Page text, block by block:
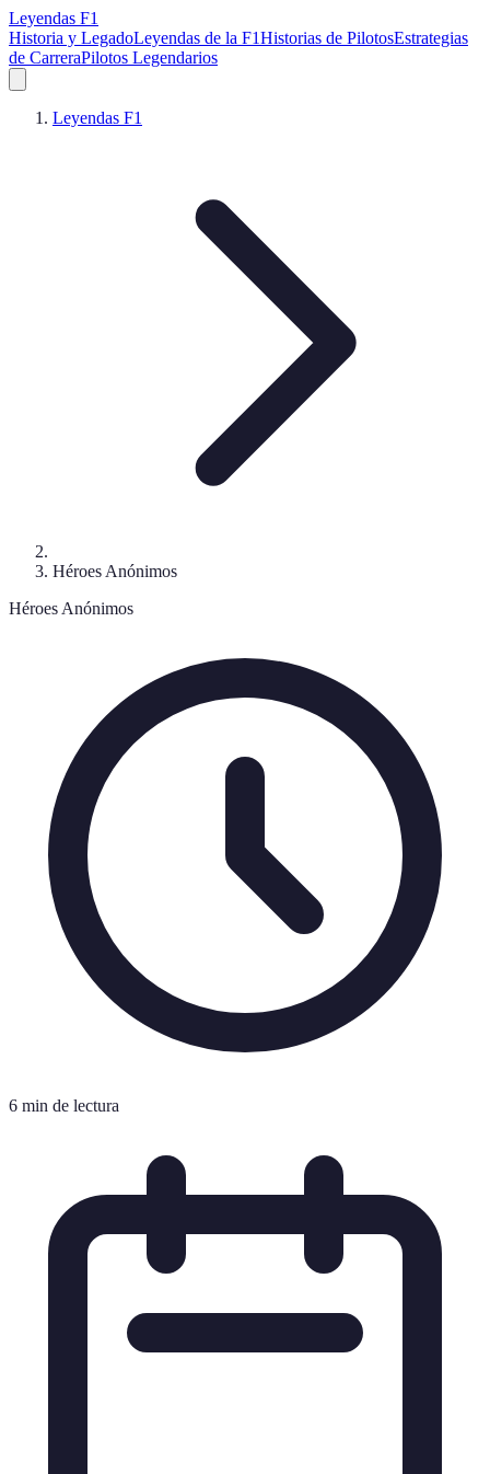
Leyendas F1
Historia y LegadoLeyendas de la F1Historias de PilotosEstrategias
de CarreraPilotos Legendarios
Leyendas F1
Héroes Anónimos
Héroes Anónimos
6 min de lectura